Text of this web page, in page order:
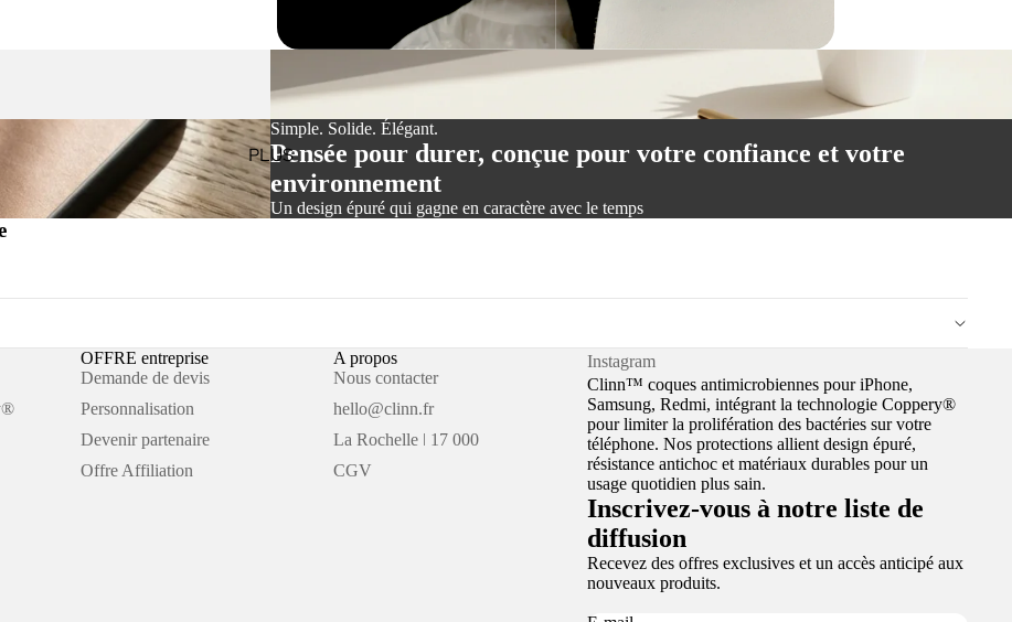
PLUS
Simple. Solide. Élégant.
Pensée pour durer, conçue pour votre confiance et votre
environnement
Un design épuré qui gagne en caractère avec le temps
OFFRE entreprise
Demande de devis
Personnalisation
Devenir partenaire
Offre Affiliation
A propos
Nous contacter
hello@clinn.fr
La Rochelle ǀ 17 000
CGV
Instagram
Clinn™ coques antimicrobiennes pour iPhone,
Samsung, Redmi, intégrant la technologie Coppery®
pour limiter la prolifération des bactéries sur votre
téléphone. Nos protections allient design épuré,
résistance antichoc et matériaux durables pour un
usage quotidien plus sain.
Inscrivez-vous à notre liste de
diffusion
Recevez des offres exclusives et un accès anticipé aux
nouveaux produits.